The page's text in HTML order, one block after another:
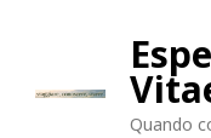
Quando